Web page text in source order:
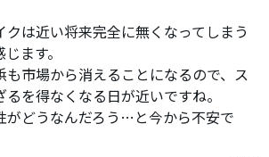
は近い将来完全に無くなってしまう
ます。
も市場から消えることになるので、ス
を得なくなる日が近いですね。
がどうなんだろう…と今から不安で